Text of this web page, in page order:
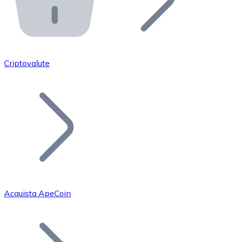
API Bitnovo
Integra la nostra API nel tuo ecosistema.
Unisciti alla nostra rete di rivenditori e
Aggiungi il token del tuo progetto al nostro servizio di
Bitcoin
Criptovalute
Acquista ApeCoin